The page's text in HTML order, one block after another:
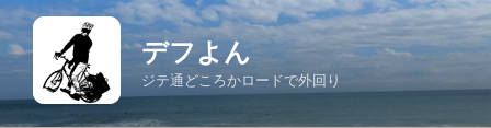
コ
ン
デフよん
ジテ通どころかロードで外回り